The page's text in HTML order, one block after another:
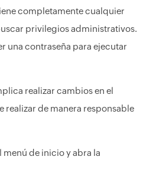
completamente cualquier
privilegios administrativos.
una contraseña para ejecutar
realizar cambios en el
realizar de manera responsable
menú de inicio y abra la